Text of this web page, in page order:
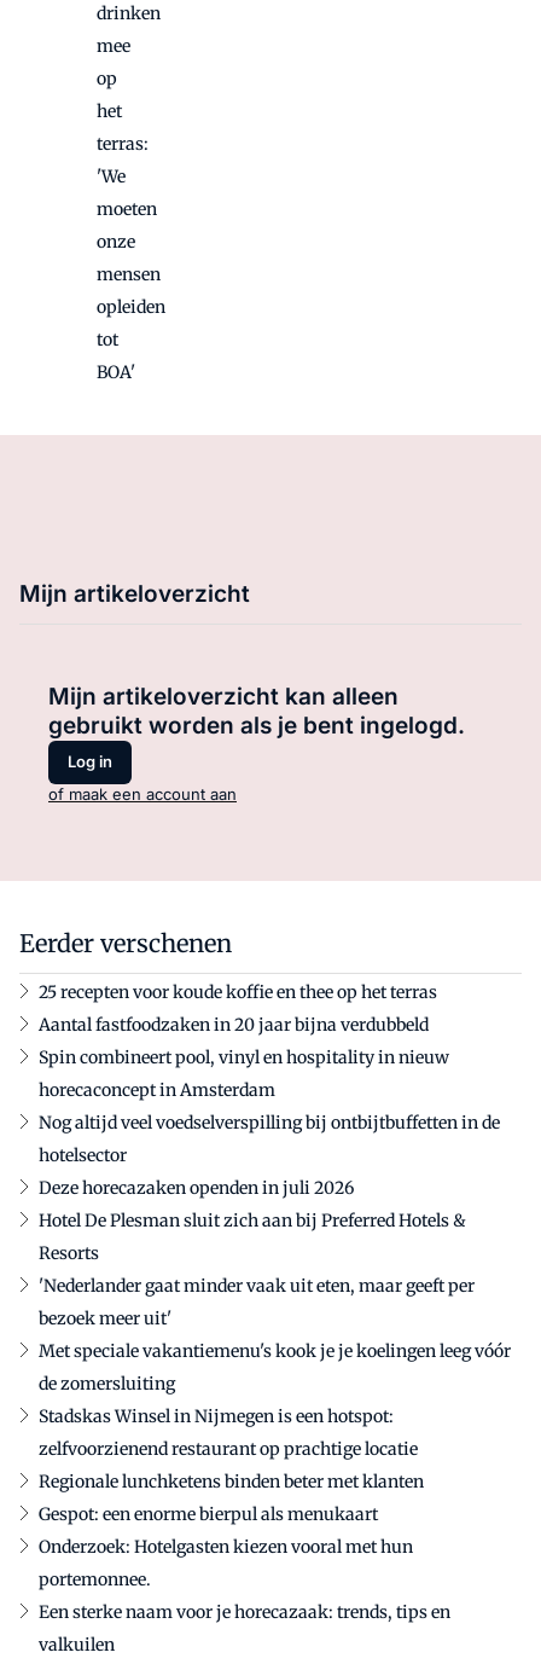
drinken
mee
op
het
terras:
'We
moeten
onze
mensen
opleiden
tot
BOA'
Mijn artikeloverzicht
Mijn artikeloverzicht kan alleen
gebruikt worden als je bent ingelogd.
Log in
of maak een account aan
Eerder verschenen
25 recepten voor koude koffie en thee op het terras
Aantal fastfoodzaken in 20 jaar bijna verdubbeld
Spin combineert pool, vinyl en hospitality in nieuw
horecaconcept in Amsterdam
Nog altijd veel voedselverspilling bij ontbijtbuffetten in de
hotelsector
Deze horecazaken openden in juli 2026
Hotel De Plesman sluit zich aan bij Preferred Hotels &
Resorts
'Nederlander gaat minder vaak uit eten, maar geeft per
bezoek meer uit'
Met speciale vakantiemenu's kook je je koelingen leeg vóór
de zomersluiting
Stadskas Winsel in Nijmegen is een hotspot:
zelfvoorzienend restaurant op prachtige locatie
Regionale lunchketens binden beter met klanten
Gespot: een enorme bierpul als menukaart
Onderzoek: Hotelgasten kiezen vooral met hun
portemonnee.
Een sterke naam voor je horecazaak: trends, tips en
valkuilen